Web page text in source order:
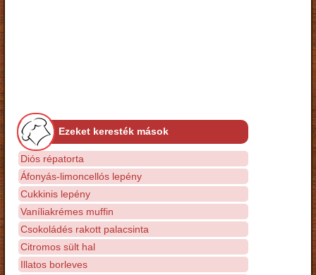
Ezeket keresték mások
Diós répatorta
Áfonyás-limoncellós lepény
Cukkinis lepény
Vaníliakrémes muffin
Csokoládés rakott palacsinta
Citromos sült hal
Illatos borleves